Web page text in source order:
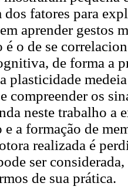
dos fatores para
aprender gestos
é o de se
de forma a
plasticidade
compreender os
neste trabalho a
e a formação de
realizada é
ser
de sua prática.